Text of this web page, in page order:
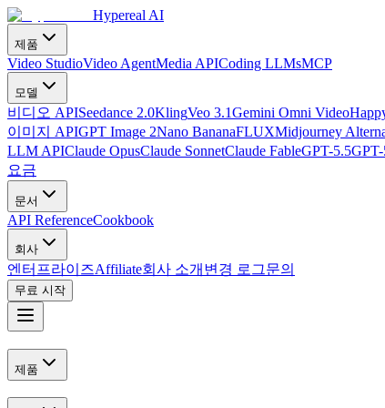
Hypereal AI
제품
Video StudioVideo AgentMedia APICoding LLMsMCP
모델
비디오 APISeedance 2.0KlingVeo 3.1Gemini Omni Video
이미지 APIGPT Image 2Nano BananaFLUXMidjourney
LLM APIClaude OpusClaude SonnetClaude FableGPT-5.5
요금
문서
API ReferenceCookbook
회사
엔터프라이즈Affiliate회사 소개 변경 로그문의
무료 시작
제품